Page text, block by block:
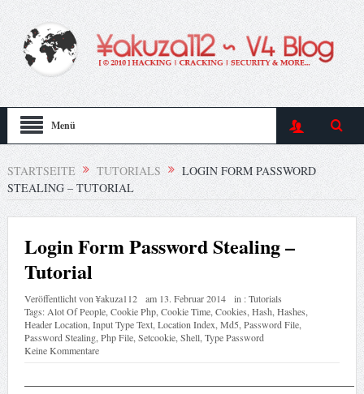
Menü
STARTSEITE TUTORIALS
LOGIN FORM PASSWORD
STEALING – TUTORIAL
Login Form Password Stealing –
Tutorial
Veröffentlicht von¥akuza112 am 13. Februar 2014 in :Tutorials
Tags: Alot Of People, Cookie Php, Cookie Time, Cookies Hash Hashes
Header Location Input Type Text, Location Index Md5 Password File,
Password Stealing, Php File, Setcookie, Shell, Type Password
Keine Kommentare
—————————————————————————————